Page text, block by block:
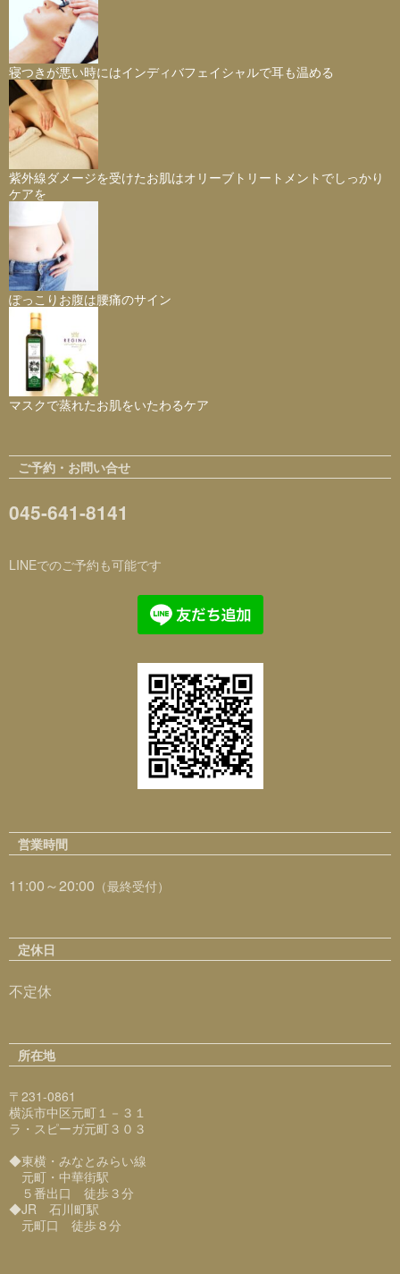
寝つきが悪い時にはインディバフェイシャルで耳も温める
紫外線ダメージを受けたお肌はオリーブトリートメントでしっかり
ケアを
ぽっこりお腹は腰痛のサイン
マスクで蒸れたお肌をいたわるケア
ご予約・お問い合せ
045-641-8141
LINEでのご予約も可能です
営業時間
11:00～20:00 （最終受付）
定休日
不定休
所在地
〒231-0861
横浜市中区元町１－３１
ラ・スピーガ元町３０３
◆東横・みなとみらい線
元町・中華街駅
５番出口 徒歩３分
◆JR 石川町駅
元町口 徒歩８分